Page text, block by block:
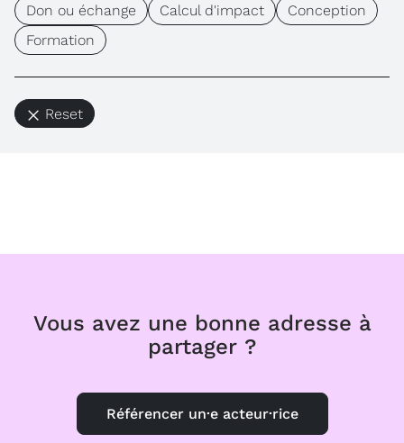
Don ou échange Calcul d'impact
Conception
Formation
Reset
Vous avez une bonne adresse à
partager ?
Référencer un·e acteur·rice